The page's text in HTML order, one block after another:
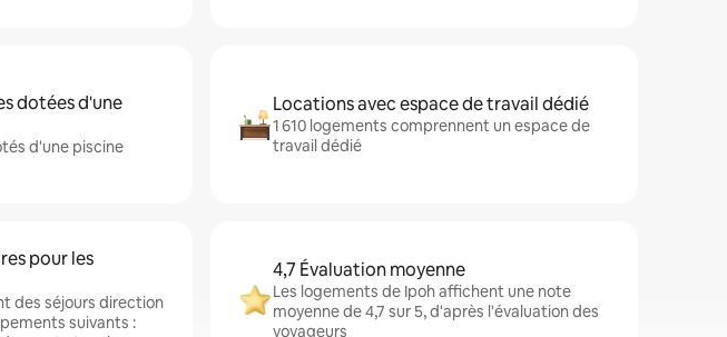
dotées d'une
d'une piscine
Locations avec espace de travail dédié
1 610 logements comprennent un espace de
travail dédié
pour les
des séjours direction
suivants :
4,7 Évaluation moyenne
Les logements de Ipoh affichent une note
moyenne de 4,7 sur 5, d'après l'évaluation des
voyageurs